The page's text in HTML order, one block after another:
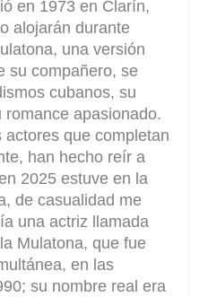
en 1973 en Clarín,
alojarán durante
una versión
su compañero, se
cubanos, su
apasionado.
que completan
han hecho reír a
2025 estuve en la
de casualidad me
una actriz llamada
Mulatona, que fue
en las
su nombre real era